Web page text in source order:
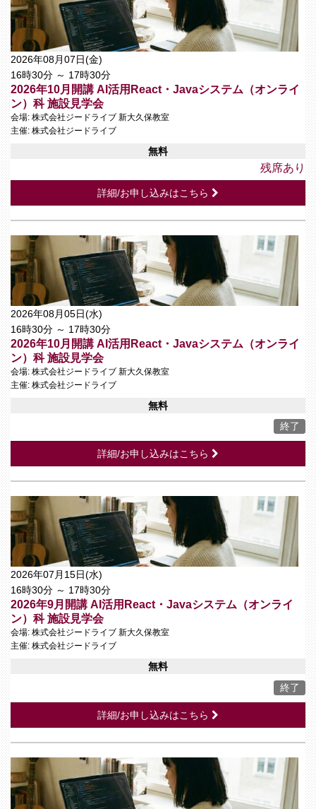
2026年08月07日(金)
16時30分 ～ 17時30分
2026年10月開講 AI活用React・Javaシステム（オンライ
ン）科 施設見学会
会場: 株式会社ジードライブ 新大久保教室
主催: 株式会社ジードライブ
無料
残席あり
詳細/お申し込みはこちら
2026年08月05日(水)
16時30分 ～ 17時30分
2026年10月開講 AI活用React・Javaシステム（オンライ
ン）科 施設見学会
会場: 株式会社ジードライブ 新大久保教室
主催: 株式会社ジードライブ
無料
終了
詳細/お申し込みはこちら
2026年07月15日(水)
16時30分 ～ 17時30分
2026年9月開講 AI活用React・Javaシステム（オンライ
ン）科 施設見学会
会場: 株式会社ジードライブ 新大久保教室
主催: 株式会社ジードライブ
無料
終了
詳細/お申し込みはこちら